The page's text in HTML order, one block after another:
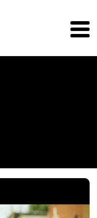
Menu